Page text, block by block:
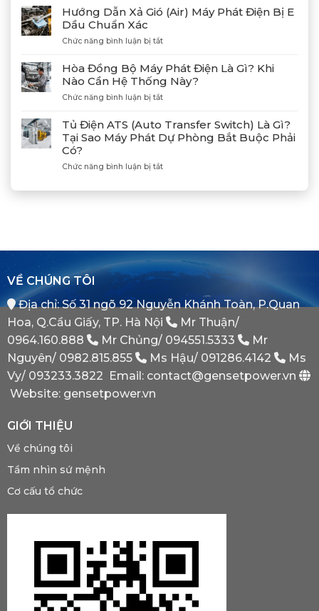
MGS2300R
Cảng
Gỡ
Và
Nối
Tác
Cùng
Tân
Giám
Mitsubishi
Heavy
Industries
Khẳng
Vị
Của
Bình
Minh
Hướng Dẫn Xả Gió (Air) Máy Phát Điện Bị E
Dầu Chuẩn Xác
Chức năng bình luận bị tắtở
Dẫn
Xả
Gió
(Air)
Phát
Bị
Dầu
Xác
Hòa Đồng Bộ Máy Phát Điện Là Gì? Khi
Nào Cần Hệ Thống Này?
Chức năng bình luận bị tắtở
Đồng
Bộ
Máy
Điện
Tủ Điện ATS (Auto Transfer Switch) Là Gì?
Tại Sao Máy Phát Dự Phòng Bắt Buộc Phải
Có?
Chức năng bình luận bị tắtở
Điện
Sao
Phát
Dự
Phòng
Bắt
Phải
Có?
VỀ CHÚNG TÔI
Địa chỉ: Số 31 ngõ 92 Nguyễn Khánh Toàn, P.Quan
Hoa, Q.Cầu Giấy, TP. Hà Nội
Mr Thuận/
0964.160.888
Mr Chủng/ 094551.5333
Mr
Nguyên/ 0982.815.855 Ms Hậu/ 091286.4142
Ms
Vy/ 093233.3822 Email: contact@gensetpower.vn
Website: gensetpower.vn
GIỚI THIỆU
Về chúng tôi
Tầm nhìn sứ mệnh
Cơ cấu tổ chức